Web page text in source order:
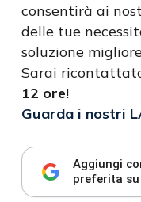
consentirà ai
delle tue
soluzione
Sarai
12 ore!
Guarda i nostri
Aggiungi
preferita su